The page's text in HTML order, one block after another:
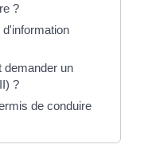
?
demander un
?
de conduire